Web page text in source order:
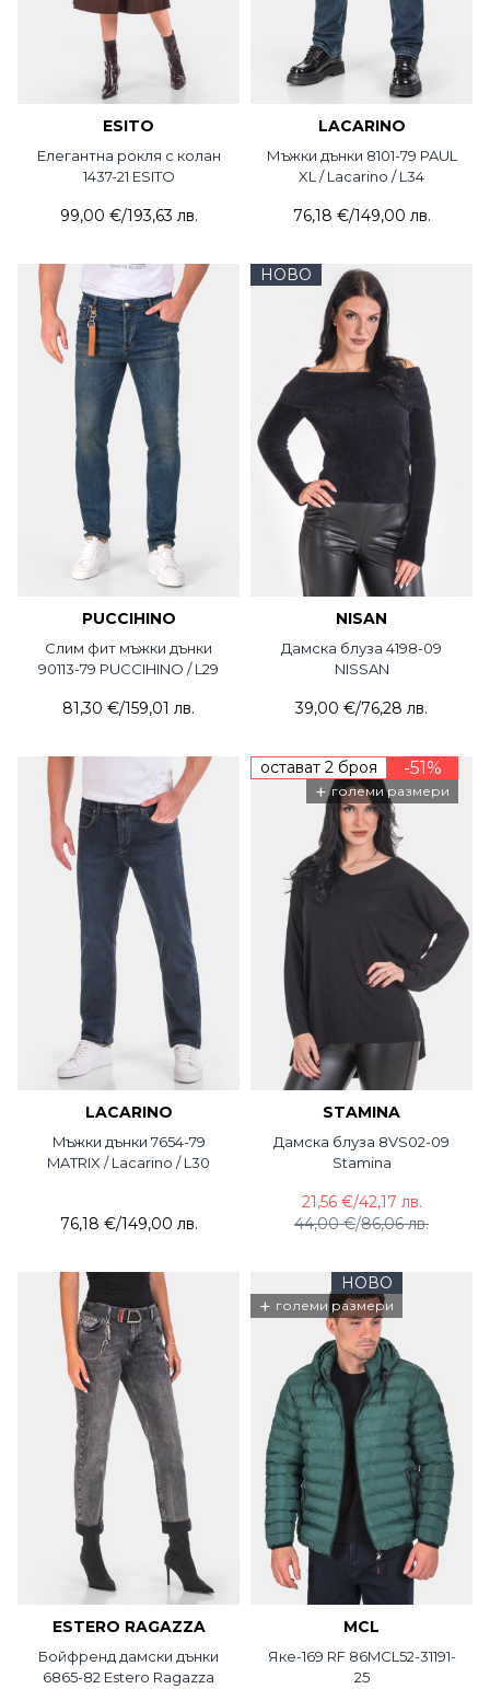
ESITO
Елегантна рокля с колан
1437-21 ESITO
99,00 €/193,63 лв.
LACARINO
Мъжки дънки 8101-79 PAUL
XL / Lacarino / L34
76,18 €/149,00 лв.
PUCCIHINO
Слим фит мъжки дънки
90113-79 PUCCIHINO / L29
81,30 €/159,01 лв.
НОВО
NISAN
Дамска блуза 4198-09
NISSAN
39,00 €/76,28 лв.
LACARINO
Mъжки дънки 7654-79
MATRIX / Lacarino / L30
76,18 €/149,00 лв.
остават 2 броя -51%
+ големи размери
STAMINA
Дамска блуза 8VS02-09
Stamina
44,00 €/86,06 лв.
21,56 €/42,17 лв.
ESTERO RAGAZZA
Бойфренд дамски дънки
6865-82 Estero Ragazza
НОВО
+ големи размери
MCL
Яке-169 RF 86MCL52-31191-
25